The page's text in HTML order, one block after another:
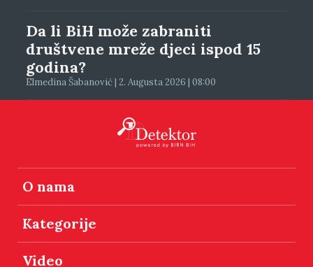
Da li BiH može zabraniti
društvene mreže djeci ispod 15
godina?
Elmedina Šabanović | 2. Augusta 2026 | 08:00
O nama
Kategorije
Video